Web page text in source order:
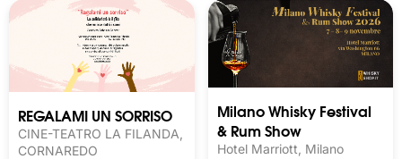
REGALAMI UN SORRISO
CINE-TEATRO LA FILANDA,
CORNAREDO
Milano Whisky Festival
& Rum Show
Hotel Marriott, Milano